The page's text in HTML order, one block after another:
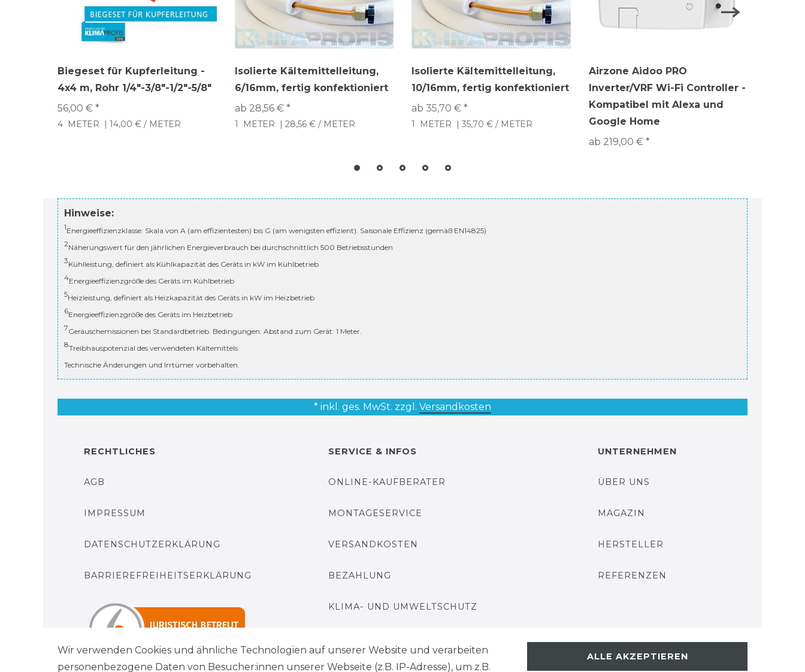
Biegeset für Kupferleitung -
4x4 m, Rohr 1/4"-3/8"-1/2"-5/8"
56,00 € *
4 METER | 14,00 € / METER
Isolierte Kältemittelleitung,
6/16mm, fertig konfektioniert
ab 28,56 € *
1 METER | 28,56 € / METER
Isolierte Kältemittelleitung,
10/16mm, fertig konfektioniert
ab 35,70 € *
1 METER | 35,70 € / METER
Airzone Aidoo PRO
Inverter/VRF Wi-Fi Controller -
Kompatibel mit Alexa und
Google Home
ab 219,00 € *
Hinweise:
1Energieeffizienzklasse: Skala von A (am effizientesten) bis G (am wenigsten effizient). Saisonale Effizienz (gemäß EN14825)
2Näherungswert für den jährlichen Energieverbrauch bei durchschnittlich 500 Betriebsstunden
3Kühlleistung, definiert als Kühlkapazität des Geräts in kW im Kühlbetrieb
4Energieeffizienzgröße des Geräts im Kühlbetrieb
5Heizleistung, definiert als Heizkapazität des Geräts in kW im Heizbetrieb
6Energieeffizienzgröße des Geräts im Heizbetrieb
7Geräuschemissionen bei Standardbetrieb. Bedingungen: Abstand zum Gerät: 1 Meter.
8Treibhauspotenzial des verwendeten Kältemittels
Technische Änderungen und Irrtümer vorbehalten.
* inkl. ges. MwSt. zzgl. Versandkosten
RECHTLICHES
AGB
IMPRESSUM
DATENSCHUTZERKLÄRUNG
BARRIEREFREIHEITSERKLÄRUNG
SERVICE & INFOS
ONLINE-KAUFBERATER
MONTAGESERVICE
VERSANDKOSTEN
BEZAHLUNG
KLIMA- UND UMWELTSCHUTZ
UNTERNEHMEN
ÜBER UNS
MAGAZIN
HERSTELLER
REFERENZEN
Wir verwenden Cookies und ähnliche Technologien auf unserer Website und verarbeiten
personenbezogene Daten von Besucher:innen unserer Webseite (z.B. IP-Adresse), um z.B.
ALLE AKZEPTIEREN